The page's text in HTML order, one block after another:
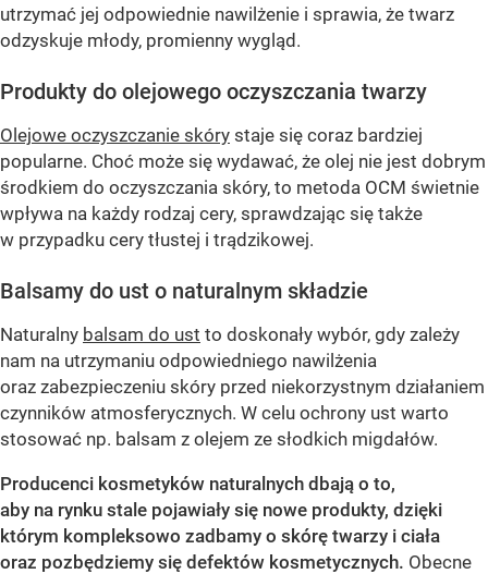
utrzymać jej odpowiednie nawilżenie i sprawia, że twarz
odzyskuje młody, promienny wygląd.
Produkty do olejowego oczyszczania twarzy
Olejowe oczyszczanie skóry staje się coraz bardziej
popularne. Choć może się wydawać, że olej nie jest dobrym
środkiem do oczyszczania skóry, to metoda OCM świetnie
wpływa na każdy rodzaj cery, sprawdzając się także
w przypadku cery tłustej i trądzikowej.
Balsamy do ust o naturalnym składzie
Naturalny balsam do ust to doskonały wybór, gdy zależy
nam na utrzymaniu odpowiedniego nawilżenia
oraz zabezpieczeniu skóry przed niekorzystnym działaniem
czynników atmosferycznych. W celu ochrony ust warto
stosować np. balsam z olejem ze słodkich migdałów.
Producenci kosmetyków naturalnych dbają o to,
aby na rynku stale pojawiały się nowe produkty, dzięki
którym kompleksowo zadbamy o skórę twarzy i ciała
oraz pozbędziemy się defektów kosmetycznych. Obecne